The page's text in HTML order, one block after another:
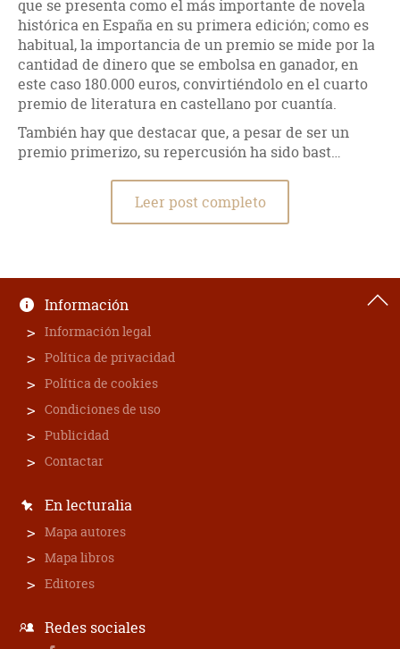
que se presenta como el más importante de novela
histórica en España en su primera edición; como es
habitual, la importancia de un premio se mide por la
cantidad de dinero que se embolsa en ganador, en
este caso 180.000 euros, convirtiéndolo en el cuarto
premio de literatura en castellano por cuantía.
También hay que destacar que, a pesar de ser un
premio primerizo, su repercusión ha sido bast…
Leer post completo
Información
Información legal
Política de privacidad
Política de cookies
Condiciones de uso
Publicidad
Contactar
En lecturalia
Mapa autores
Mapa libros
Editores
Redes sociales